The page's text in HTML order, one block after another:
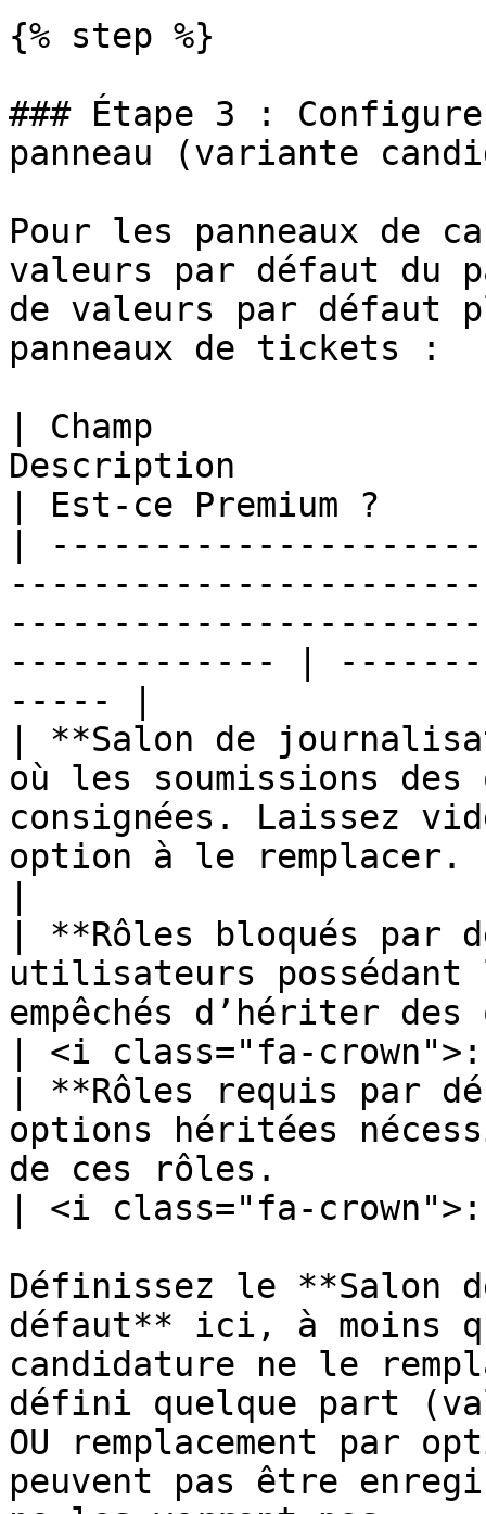
{% step %}
### Étape 3 :
panneau (variante
Pour les panneaux de
valeurs par défaut du
de valeurs par défaut
panneaux de tickets :
| Champ
Description
| Est-ce Premium
|
------------- |
----- |
| **Salon de
où les soumissions
consignées. Laissez
option à le
| **Rôles bloqués
utilisateurs possédant
empêchés d’hériter
| <i class="fa-
| **Rôles requis
options héritées
de ces rôles.
| <i class="fa-
Définissez le **Salon
défaut** ici, à moins
candidature ne le
défini quelque part
OU remplacement par
peuvent pas être